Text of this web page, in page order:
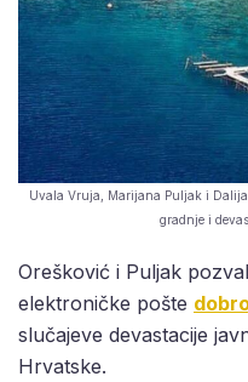
Uvala Vruja, Marijana Puljak i Dalija
gradnje i
Orešković i Puljak
elektroničke pošte
slučajeve devastacije
Hrvatske.